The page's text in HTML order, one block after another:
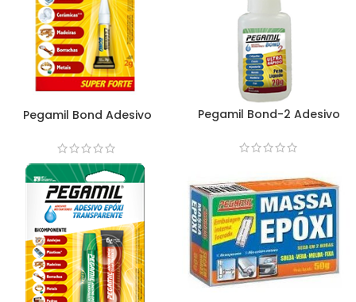
Pegamil Bond Adesivo
Pegamil Bond-2 Adesivo